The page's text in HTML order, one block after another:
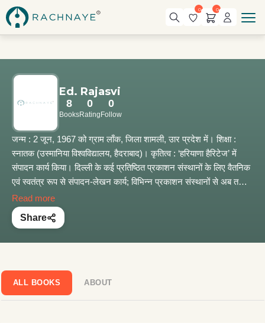
0 0
Ed. Rajasvi
8
Books
0
Rating
0
Follow
जन्म : 2 जून, 1967 को ग्राम लाँक, जिला शामली, उार प्रदेश में। शिक्षा :
स्नातक (उस्मानिया विश्वविद्यालय, हैदराबाद)। कृतित्व : ‘हरियाणा हैरिटेज’ में
संपादन कार्य किया। दिल्ली के कई प्रतिष्ठित प्रकाशन संस्थानों के लिए वैतनिक
एवं स्वतंत्र रूप से संपादन-लेखन कार्य; विभिन्न प्रकाशन संस्थानों से अब तक
लगभग 65 पुस्तकें प्रकाशित। देश की सामाजिक समस्याओं पर 10 कहानियाँ एवं
विभिन्न पत्र-पत्रिकाओं में राजनीतिक-सामाजिक विषयों पर अनेक लेख
प्रकाशित।
Read more
Share
ALL BOOKS ABOUT